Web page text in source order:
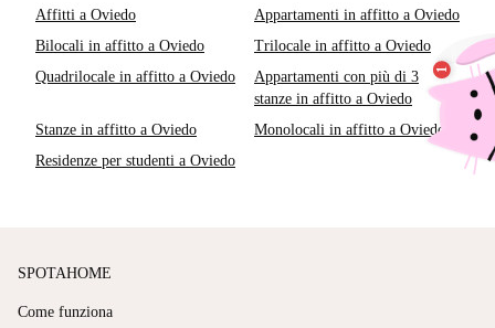
Affitti a Oviedo
Appartamenti in affitto a Oviedo
Bilocali in affitto a Oviedo
Trilocale in affitto a Oviedo
Quadrilocale in affitto a Oviedo
Appartamenti con più di 3
stanze in affitto a Oviedo
Stanze in affitto a Oviedo
Monolocali in affitto a Oviedo
Residenze per studenti a Oviedo
SPOTAHOME
Come funziona